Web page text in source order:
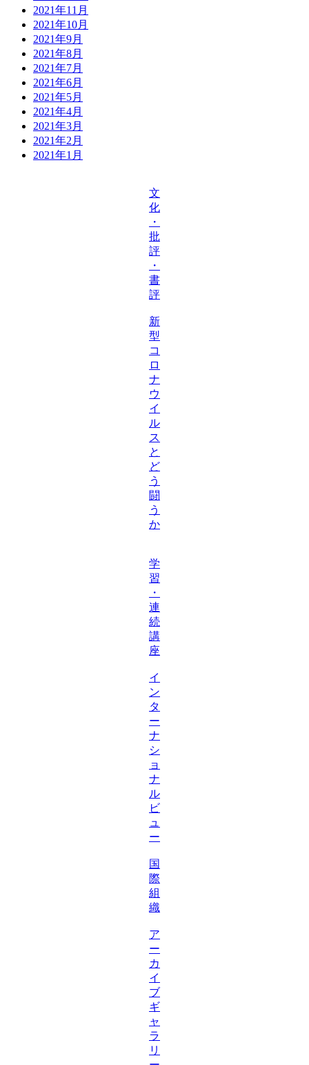
2021年11月
2021年10月
2021年9月
2021年8月
2021年7月
2021年6月
2021年5月
2021年4月
2021年3月
2021年2月
2021年1月
文
化
・
批
評
・
書
評
新
型
コ
ロ
ナ
ウ
イ
ル
ス
と
ど
う
闘
う
か
学
習
・
連
続
講
座
イ
ン
タ
ー
ナ
シ
ョ
ナ
ル
ビ
ュ
ー
国
際
組
織
ア
ー
カ
イ
ブ
ギ
ャ
ラ
リ